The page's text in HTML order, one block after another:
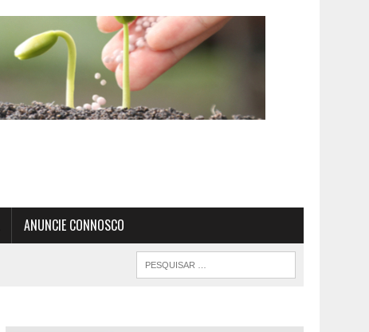
ANUNCIE CONNOSCO